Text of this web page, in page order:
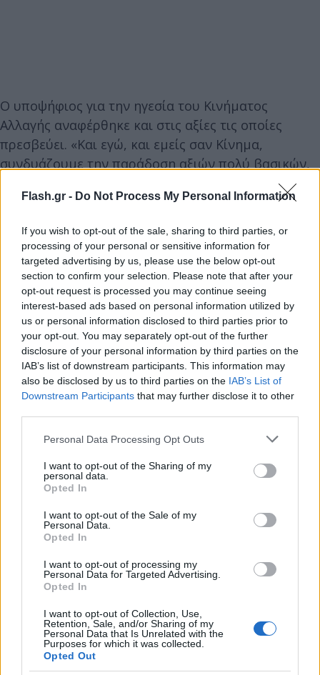
Flash.gr - Do Not Process My Personal Information
If you wish to opt-out of the sale, sharing to third parties, or
processing of your personal or sensitive information for
targeted advertising by us, please use the below opt-out
section to confirm your selection. Please note that after your
opt-out request is processed you may continue seeing
interest-based ads based on personal information utilized by
us or personal information disclosed to third parties prior to
your opt-out. You may separately opt-out of the further
disclosure of your personal information by third parties on the
IAB’s list of downstream participants. This information may
also be disclosed by us to third parties on the IAB’s List of
Downstream Participants that may further disclose it to other
Please note that this website/app uses one or more Google
not limited to your visit or usage behaviour. You may click to
grant or deny consent to Google and its third-party tags to
use your data for below specified purposes in below Google
consent section.
Personal Data Processing Opt Outs
I want to opt-out of the Sharing of my
personal data.
Opted In
I want to opt-out of the Sale of my
Personal Data.
Opted In
I want to opt-out of processing my
Personal Data for Targeted Advertising.
Opted In
I want to opt-out of Collection, Use,
Retention, Sale, and/or Sharing of my
Personal Data that Is Unrelated with the
Purposes for which it was collected.
Opted Out
Ο υποψήφιος για την ηγεσία του Κινήματος
Αλλαγής αναφέρθηκε και στις αξίες τις οποίες
πρεσβεύει. «Και εγώ, και εμείς σαν Κίνημα,
συνδυάζουμε την παράδοση αξιών πολύ βασικών,
της Δημοκρατίας, της συμμετοχής, της κοινωνικής
δικαιοσύνης, της απελευθέρωσης των
σκληρή και πελατειακή, και από την άλλη πλευρά
είμαστε η δύναμη της καινοτομίας. Αυτά που έφερα
εκείνη την εποχή (ως πρωθυπουργός) ήτανε
καινοτόμα αλλά πάνω σε βάσεις αρχών. Όταν
μιλάμε για Διαύγεια, όταν μιλάμε για ηλεκτρονική
συνταγογράφηση, για opengov, για πράσινη
ανάπτυξη, για αποκέντρωση – όλα αυτά τα οποία
αυτή τη στιγμή συζητάει ο κόσμος», τόνισε ενώ για
τους λόγους που τον οδήγησαν να διεκδικήσει την
ηγεσία του κόμματος, ανέφερε ότι δεν ζητάει «ούτε
ρεβάνς ούτε προσωπική δικαίωση. Η ουσία είναι να
μας πραγματικά έχουν πάει και παλιότερα την
χώρα μπροστά και θα την ξαναπάνε».
Για τις «παρεμβάσεις τρίτων» στα εσωκομματικά